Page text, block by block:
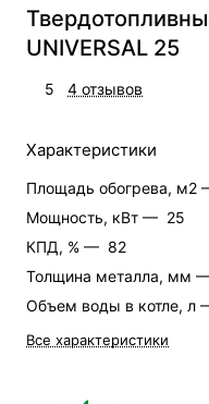
UNIVERSAL 25
5 4 отзывов
Характеристики
Площадь обогрева, м2
Мощность, кВт — 25
КПД, % — 82
Толщина металла, мм
Объем воды в котле, л
Все характеристики